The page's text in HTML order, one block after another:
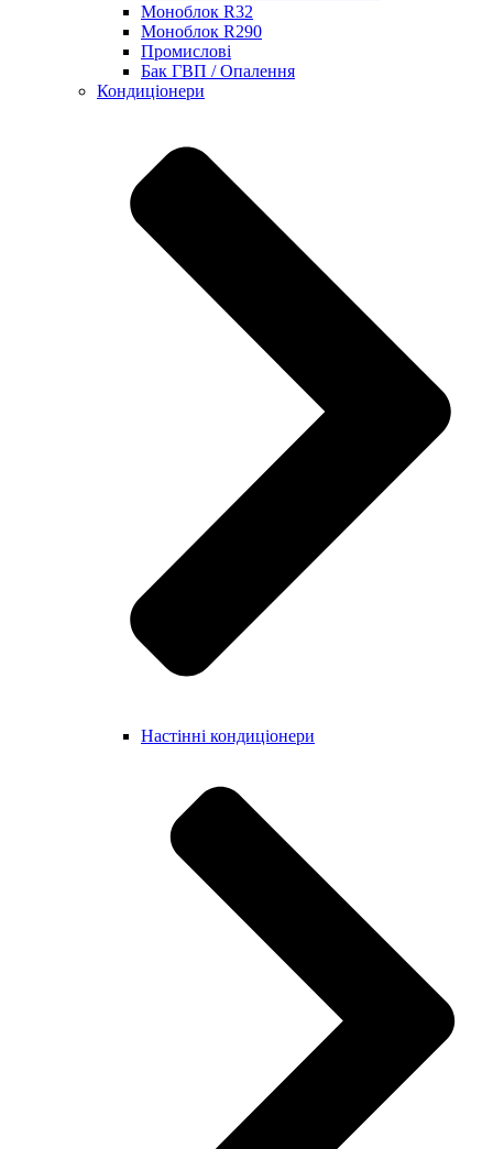
Моноблок R32
Моноблок R290
Промислові
Бак ГВП / Опалення
Кондиціонери
Настінні кондиціонери